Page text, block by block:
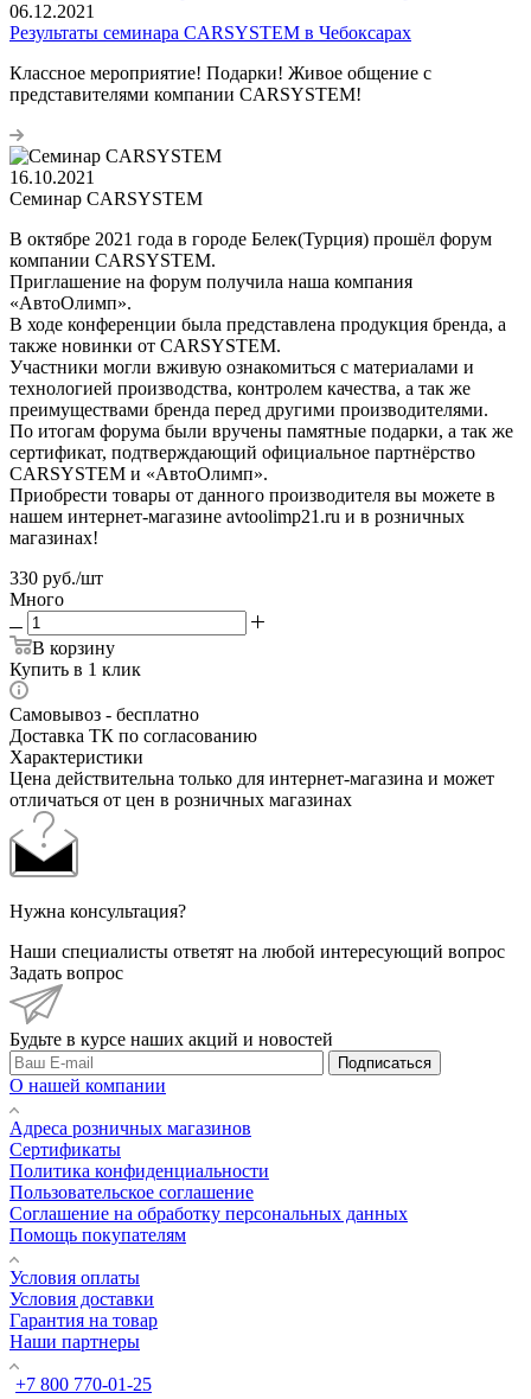
06.12.2021
Результаты семинара CARSYSTEM в Чебоксарах
Классное мероприятие! Подарки! Живое общение с
представителями компании CARSYSTEM!
16.10.2021
Семинар CARSYSTEM
В октябре 2021 года в городе Белек(Турция) прошёл форум
компании CARSYSTEM.
Приглашение на форум получила наша компания
«АвтоОлимп».
В ходе конференции была представлена продукция бренда, а
также новинки от CARSYSTEM.
Участники могли вживую ознакомиться с материалами и
технологией производства, контролем качества, а так же
преимуществами бренда перед другими производителями.
По итогам форума были вручены памятные подарки, а так же
сертификат, подтверждающий официальное партнёрство
CARSYSTEM и «АвтоОлимп».
Приобрести товары от данного производителя вы можете в
нашем интернет-магазине avtoolimp21.ru и в розничных
магазинах!
330 руб./шт
Много
В корзину
Купить в 1 клик
Самовывоз - бесплатно
Доставка ТК по согласованию
Характеристики
Цена действительна только для интернет-магазина и может
отличаться от цен в розничных магазинах
Нужна консультация?
Наши специалисты ответят на любой интересующий вопрос
Задать вопрос
Будьте в курсе наших акций и новостей
Подписаться
О нашей компании
Адреса розничных магазинов
Сертификаты
Политика конфиденциальности
Пользовательское соглашение
Соглашение на обработку персональных данных
Помощь покупателям
Условия оплаты
Условия доставки
Гарантия на товар
Наши партнеры
+7 800 770-01-25